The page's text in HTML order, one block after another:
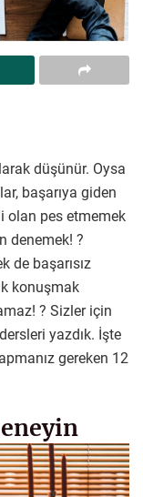
düşünür. Oysa
başarıya giden
olan pes etmemek
denemek! ?
de başarısız
konuşmak
? Sizler için
yazdık. İşte
gereken 12